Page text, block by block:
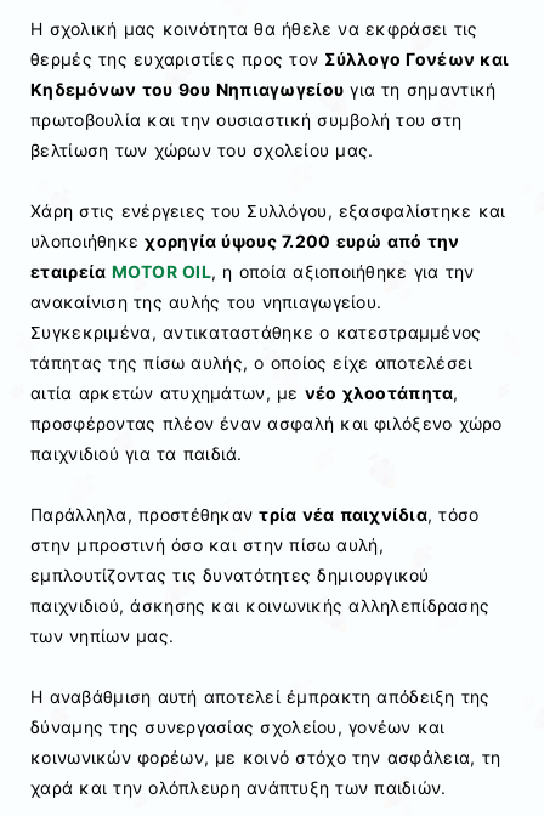
Η σχολική μας κοινότητα θα ήθελε να εκφράσει τις
θερμές της ευχαριστίες προς τον Σύλλογο Γονέων και
Κηδεμόνων του 9ου Νηπιαγωγείου για τη σημαντική
πρωτοβουλία και την ουσιαστική συμβολή του στη
βελτίωση των χώρων του σχολείου μας.
Χάρη στις ενέργειες του Συλλόγου, εξασφαλίστηκε και
υλοποιήθηκεχορηγία ύψους 7.200 ευρώ από την
εταιρεία MOTOR OIL, η οποία αξιοποιήθηκε για την
ανακαίνιση της αυλής του νηπιαγωγείου.
Συγκεκριμένα, αντικαταστάθηκε ο κατεστραμμένος
τάπητας της πίσω αυλής, ο οποίος είχε αποτελέσει
αιτία αρκετών ατυχημάτων, με νέο χλοοτάπητα,
προσφέροντας πλέον έναν ασφαλή και φιλόξενο χώρο
παιχνιδιού για τα παιδιά.
Παράλληλα, προστέθηκαντρία νέα παιχνίδια, τόσο
στην μπροστινή όσο και στην πίσω αυλή,
εμπλουτίζοντας τις δυνατότητες δημιουργικού
παιχνιδιού, άσκησης και κοινωνικής αλληλεπίδρασης
των νηπίων μας.
Η αναβάθμιση αυτή αποτελεί έμπρακτη απόδειξη της
δύναμης της συνεργασίας σχολείου, γονέων και
κοινωνικών φορέων, με κοινό στόχο την ασφάλεια, τη
χαρά και την ολόπλευρη ανάπτυξη των παιδιών.